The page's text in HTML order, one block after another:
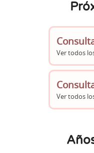
Ver todos
Ver todos